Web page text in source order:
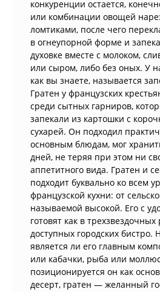
конкуренции остается,
или комбинации овощей
ломтиками, после чего
в огнеупорной форме и
духовке вместе с молоком,
или сыром, либо без оных. У
как вы знаете, называется
Гратен у французских
среди сытных гарниров,
запекали из картошки с
сухарей. Он подходил
основным блюдам, мог
дней, не теряя при этом ни
аппетитного вида. Гратен и
подходит буквально ко всем
французской кухни: от
называемой высокой. Его с
готовят как в
доступных городских бистро.
является ли его главным
или кабачки, рыба или
позиционируется он как
десерт, гратен — желанный